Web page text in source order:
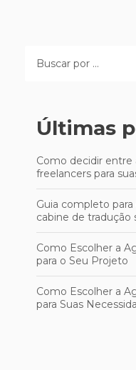
Últimas
Como decidir entre
freelancers para
Guia completo
cabine de tradução
Como Escolher a
para o Seu Projeto
Como Escolher a
para Suas